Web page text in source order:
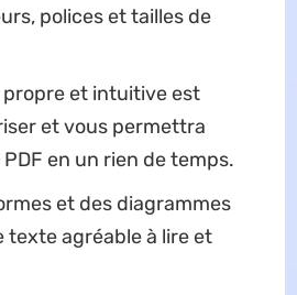
polices et tailles de
et intuitive est
et vous permettra
en un rien de temps.
et des diagrammes
texte agréable à lire et